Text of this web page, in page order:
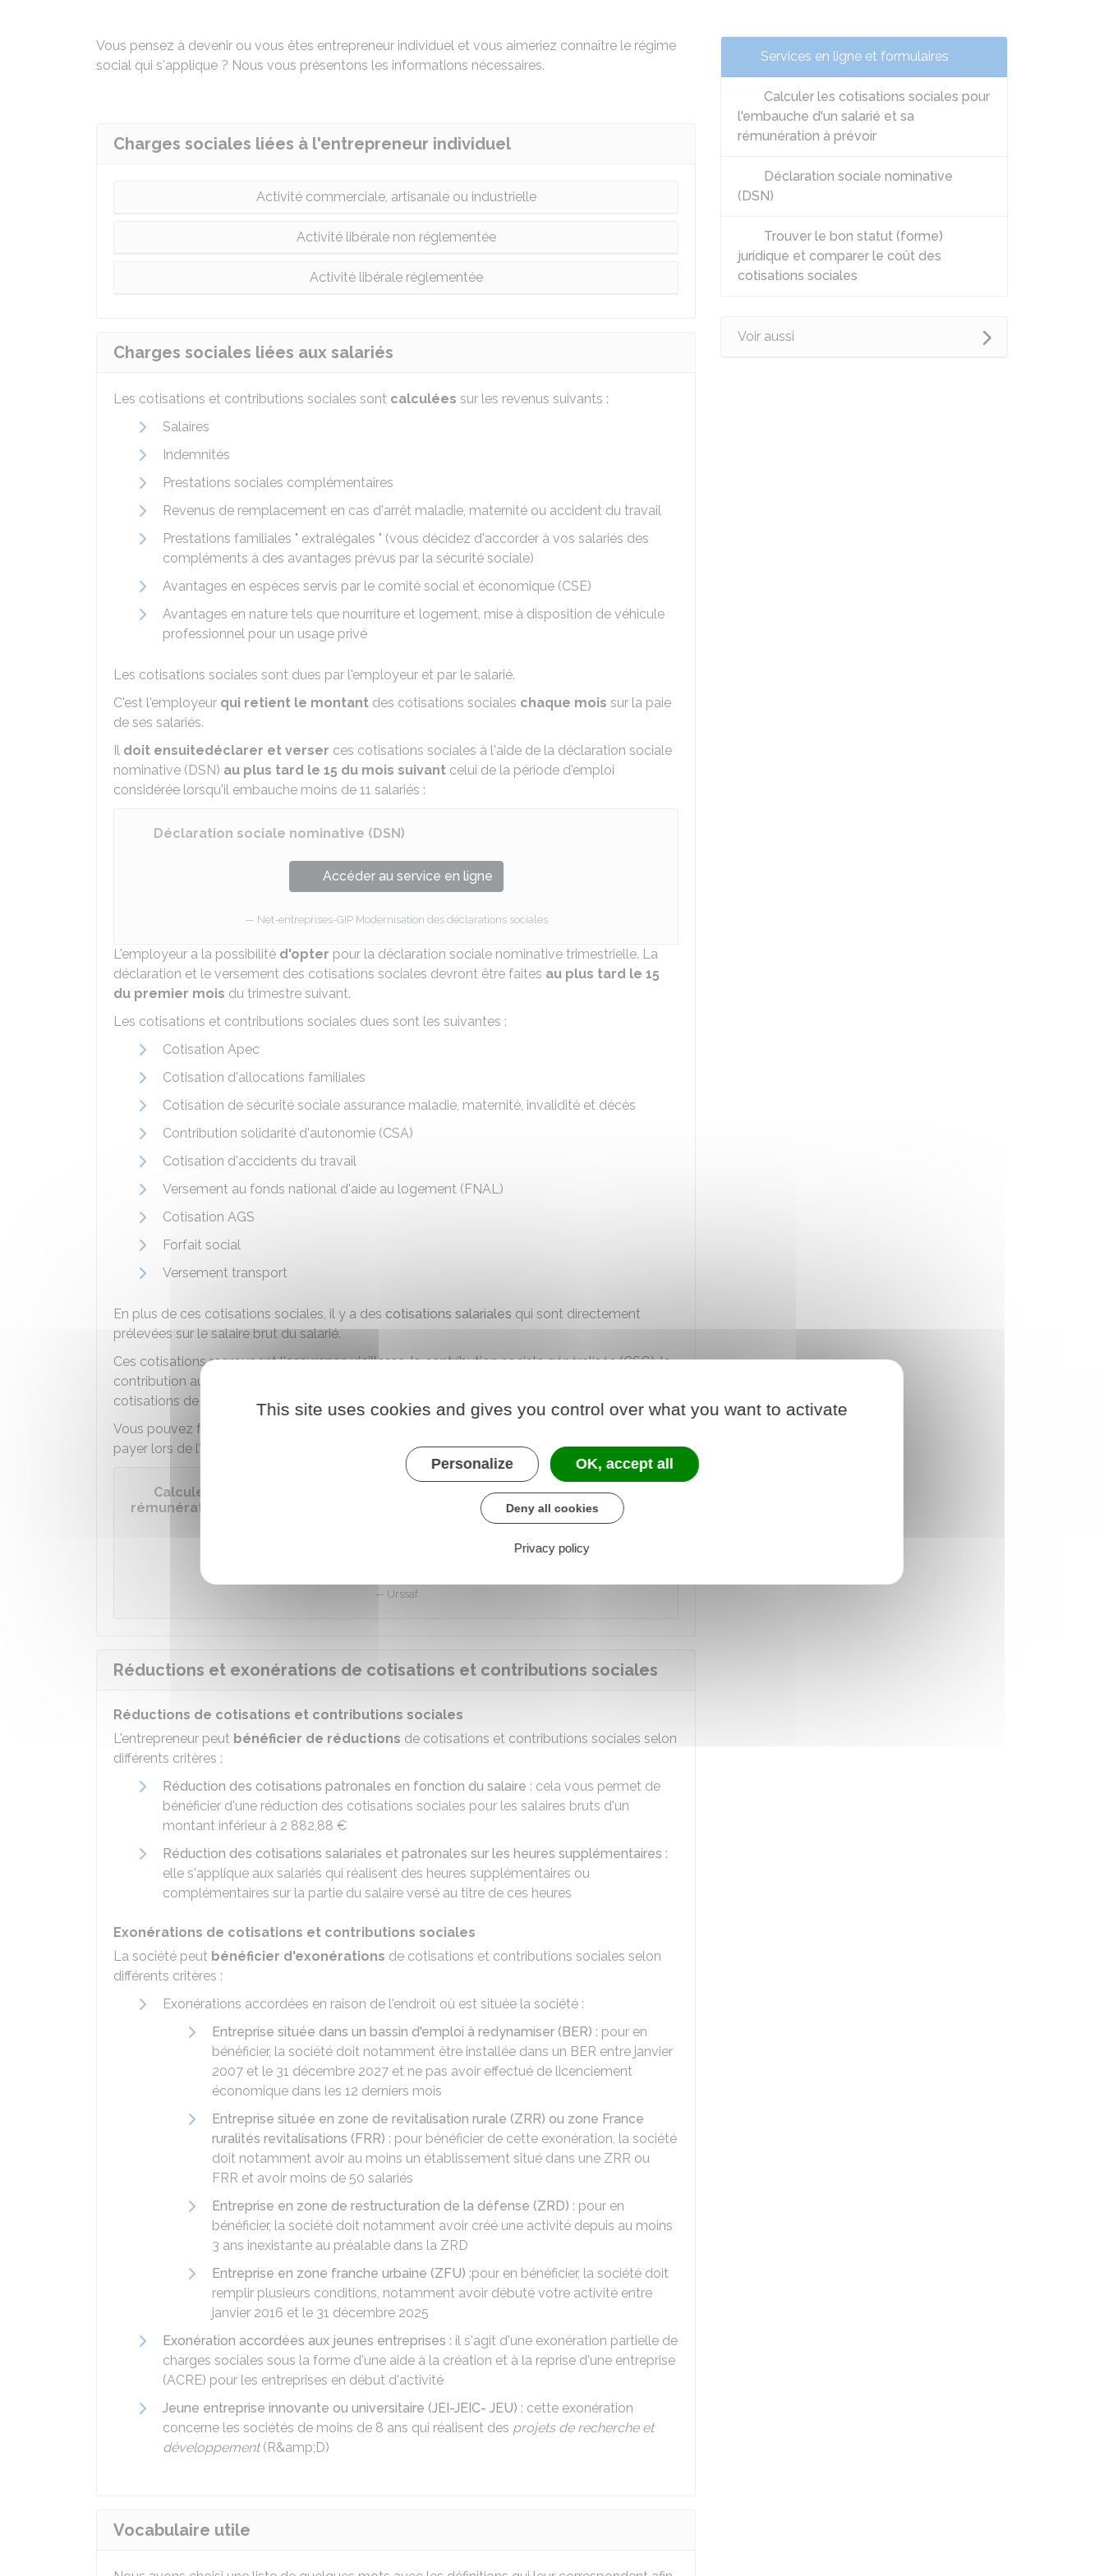
Vous pensez à devenir ou vous êtes entrepreneur individuel et vous aimeriez connaître le régime
social qui s'applique ? Nous vous présentons les informations nécessaires.
Charges sociales liées à l'entrepreneur individuel
Activité commerciale, artisanale ou industrielle
Activité libérale non réglementée
Activité libérale réglementée
Charges sociales liées aux salariés
Les cotisations et contributions sociales sont calculées sur les revenus suivants :
Salaires
Indemnités
Prestations sociales complémentaires
Revenus de remplacement en cas d'arrêt maladie, maternité ou accident du travail
Prestations familiales " extralégales " (vous décidez d'accorder à vos salariés des
compléments à des avantages prévus par la sécurité sociale)
Avantages en espèces servis par le comité social et économique (CSE)
Avantages en nature tels que nourriture et logement, mise à disposition de véhicule
professionnel pour un usage privé
Les cotisations sociales sont dues par l'employeur et par le salarié.
C'est l'employeur qui retient le montant des cotisations sociales chaque mois sur la paie
de ses salariés.
Il doit ensuitedéclarer et verser ces cotisations sociales à l'aide de la déclaration sociale
nominative (DSN) au plus tard le 15 du mois suivant celui de la période d'emploi
considérée lorsqu'il embauche moins de 11 salariés :
Déclaration sociale nominative (DSN)
Accéder au service en ligne
Net-entreprises-GIP Modernisation des déclarations sociales
L'employeur a la possibilité d'opter pour la déclaration sociale nominative trimestrielle. La
déclaration et le versement des cotisations sociales devront être faites au plus tard le 15
du premier mois du trimestre suivant.
Les cotisations et contributions sociales dues sont les suivantes :
Cotisation Apec
Cotisation d'allocations familiales
Cotisation de sécurité sociale assurance maladie, maternité, invalidité et décès
Contribution solidarité d'autonomie (CSA)
Cotisation d'accidents du travail
Versement au fonds national d'aide au logement (FNAL)
Cotisation AGS
Forfait social
Versement transport
En plus de ces cotisations sociales, il y a des cotisations salariales qui sont directement
prélevées sur le salaire brut du salarié.
Ces cotisations regroupent l'assurance vieillesse, la contribution sociale généralisée (CSG), la
contribution au remboursement de la dette sociale (
cotisations de retraite complémentaire.
Vous pouvez faire une estimation du montant des cotisations sociales que vous devrez
payer lors de l'embauche d'un salarié :
Calculer les cotisations sociales pour l'embauche d'un salarié et sa
rémunération à prévoir
Urssaf
Réductions et exonérations de cotisations et contributions sociales
Réductions de cotisations et contributions sociales
L'entrepreneur peut bénéficier de réductions de cotisations et contributions sociales selon
différents critères :
Réduction des cotisations patronales en fonction du salaire : cela vous permet de
bénéficier d'une réduction des cotisations sociales pour les salaires bruts d'un
montant inférieur à 2 882,88 €
Réduction des cotisations salariales et patronales sur les heures supplémentaires :
elle s'applique aux salariés qui réalisent des heures supplémentaires ou
complémentaires sur la partie du salaire versé au titre de ces heures
Exonérations de cotisations et contributions sociales
La société peut bénéficier d'exonérations de cotisations et contributions sociales selon
différents critères :
Exonérations accordées en raison de l'endroit où est située la société :
Entreprise située dans un bassin d'emploi à redynamiser (BER) : pour en
bénéficier, la société doit notamment être installée dans un BER entre janvier
2007 et le 31 décembre 2027 et ne pas avoir effectué de licenciement
économique dans les 12 derniers mois
Entreprise située en zone de revitalisation rurale (ZRR) ou zone France
ruralités revitalisations (FRR) : pour bénéficier de cette exonération, la société
doit notamment avoir au moins un établissement situé dans une ZRR ou
FRR et avoir moins de 50 salariés
Entreprise en zone de restructuration de la défense (ZRD) : pour en
bénéficier, la société doit notamment avoir créé une activité depuis au moins
3 ans inexistante au préalable dans la ZRD
Entreprise en zone franche urbaine (ZFU) :pour en bénéficier, la société doit
remplir plusieurs conditions, notamment avoir débuté votre activité entre
janvier 2016 et le 31 décembre 2025
Exonération accordées aux jeunes entreprises : il s'agit d'une exonération partielle de
charges sociales sous la forme d'une aide à la création et à la reprise d'une entreprise
(ACRE) pour les entreprises en début d'activité
Jeune entreprise innovante ou universitaire (JEI-JEIC- JEU) : cette exonération
concerne les sociétés de moins de 8 ans qui réalisent des projets de recherche et
développement(R&amp;D)
Vocabulaire utile
Services en ligne et formulaires
Calculer les cotisations sociales pour
l'embauche d'un salarié et sa
rémunération à prévoir
Déclaration sociale nominative
(DSN)
Trouver le bon statut (forme)
juridique et comparer le coût des
cotisations sociales
Voir aussi
This site uses cookies and gives you control over what you want to activate
Personalize OK, accept all
Deny all cookies
Privacy policy